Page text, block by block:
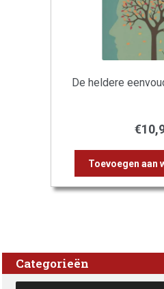
De heldere
€
Toevoegen aan
Categorieën